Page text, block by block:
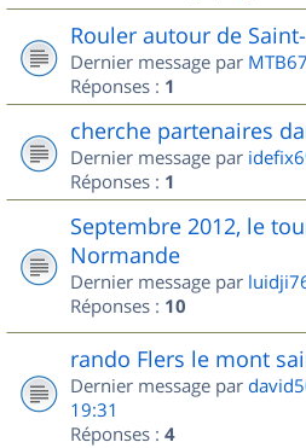
Rouler autour de
Dernier message par MTB67
Réponses : 1
cherche partenaires
Dernier message par
Réponses : 1
Septembre 2012, le
Normande
Dernier message par
Réponses : 10
rando Flers le mont
Dernier message par
19:31
Réponses : 4